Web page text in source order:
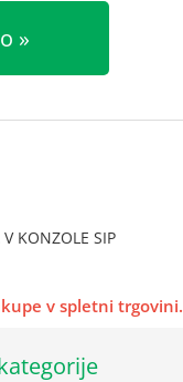
KONZOLE SIP
v spletni trgovini.